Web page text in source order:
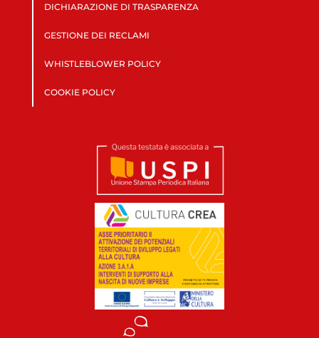
DICHIARAZIONE DI TRASPARENZA
GESTIONE DEI RECLAMI
WHISTLEBLOWER POLICY
COOKIE POLICY